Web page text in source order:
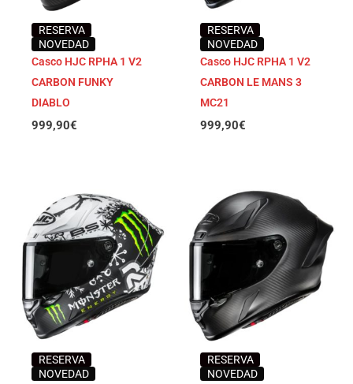
RESERVA
NOVEDAD
Casco HJC RPHA 1 V2
CARBON FUNKY
DIABLO
999,90€
RESERVA
NOVEDAD
Casco HJC RPHA 1 V2
CARBON LE MANS 3
MC21
999,90€
RESERVA
NOVEDAD
RESERVA
NOVEDAD